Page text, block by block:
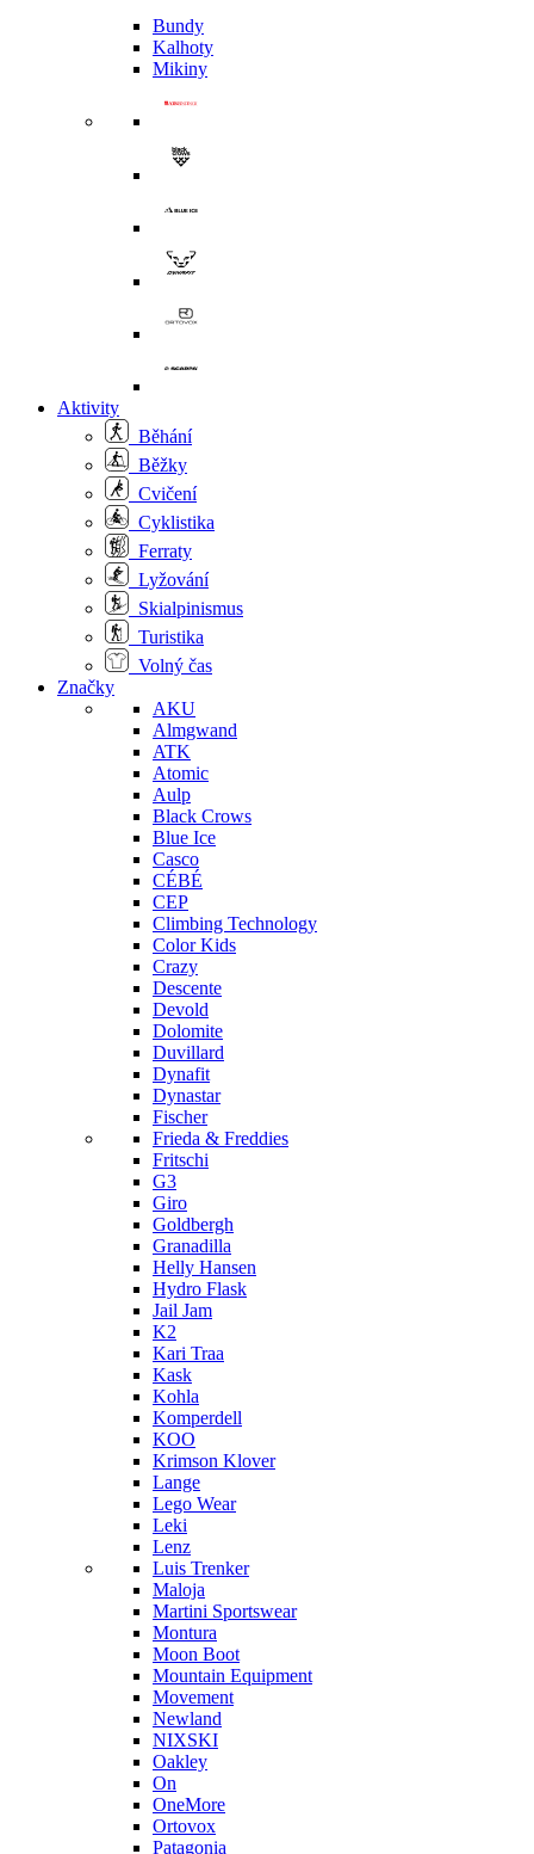
Bundy
Kalhoty
Mikiny
Aktivity
Běhání
Běžky
Cvičení
Cyklistika
Ferraty
Lyžování
Skialpinismus
Turistika
Volný čas
Značky
AKU
Almgwand
ATK
Atomic
Aulp
Black Crows
Blue Ice
Casco
CÉBÉ
CEP
Climbing Technology
Color Kids
Crazy
Descente
Devold
Dolomite
Duvillard
Dynafit
Dynastar
Fischer
Frieda & Freddies
Fritschi
G3
Giro
Goldbergh
Granadilla
Helly Hansen
Hydro Flask
Jail Jam
K2
Kari Traa
Kask
Kohla
Komperdell
KOO
Krimson Klover
Lange
Lego Wear
Leki
Lenz
Luis Trenker
Maloja
Martini Sportswear
Montura
Moon Boot
Mountain Equipment
Movement
Newland
NIXSKI
Oakley
On
OneMore
Ortovox
Patagonia